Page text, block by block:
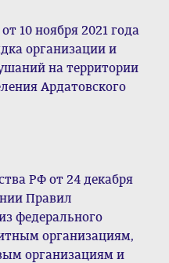
10 ноября 2021 года
организации и
на территории
Ардатовского
РФ от 24 декабря
Правил
федерального
организациям,
организациям и